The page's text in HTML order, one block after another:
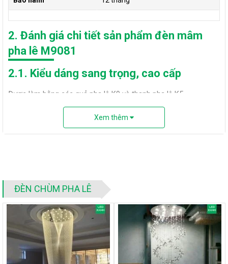
2. Đánh giá chi tiết sản phẩm đèn mâm
pha lê M9081
2.1. Kiểu dáng sang trọng, cao cấp
Được làm bằng các quả pha lê K9 và thanh pha lê K5.
Thân đèn bằng chất liệu cao cấp được rèn qua quy trình thủ
công, bề mặt sáng mịn có độ bền cao. Đế bắt trần chất liệu sắt
cao cấp không dễ biến dạng, chắc chắn và bền, chống ăn mòn
Xem thêm
ĐÈN CHÙM PHA LÊ